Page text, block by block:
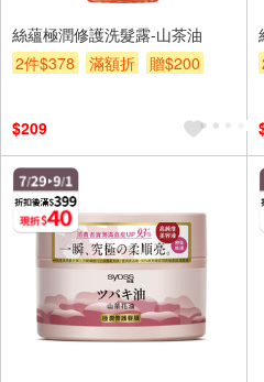
絲蘊極潤修護洗髮露-山茶油
2件$378
滿額折 贈$200
$209